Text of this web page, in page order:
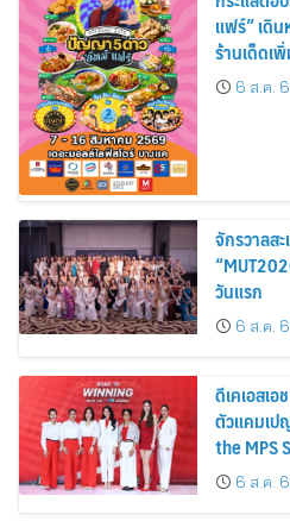
แฟร์” เดิ
ร้านเด็ดเ
6 ส.ค.
จักรวาลส
วันแรก
6 ส.ค.
ดีเคเอสเ
ตัวแคมเ
the MPS
6 ส.ค.